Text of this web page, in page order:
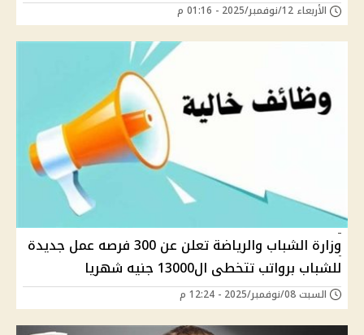
الأربعاء 12/نوفمبر/2025 - 01:16 م
وزارة الشباب والرياضة تعلن عن 300 فرصه عمل جديدة
للشباب برواتب تتخطى ال13000 جنيه شهريا
السبت 08/نوفمبر/2025 - 12:24 م